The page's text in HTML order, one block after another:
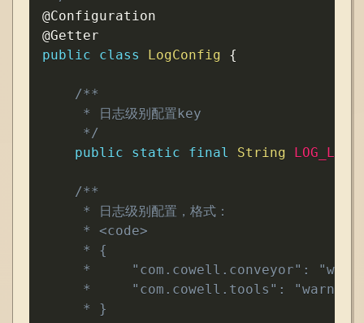
@Configuration
@Getter
public
class LogConfig {
/**
     * 日志级别配置key
     */
public
static final String
/**
     * 日志级别配置，格式：
     * <code>
     * {
*     "com.cowell.conveyor":
     *     "com.cowell.tools": "warn"
     * }